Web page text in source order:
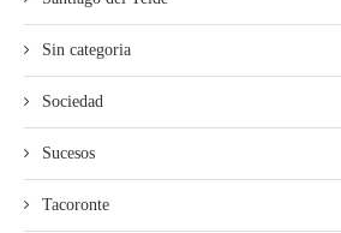
Sin categoria
Sociedad
Sucesos
Tacoronte